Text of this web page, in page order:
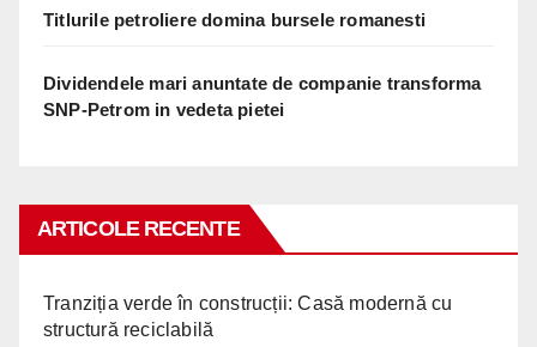
Titlurile petroliere domina bursele romanesti
Dividendele mari anuntate de companie transforma
SNP-Petrom in vedeta pietei
ARTICOLE RECENTE
Tranziția verde în construcții: Casă modernă cu
structură reciclabilă